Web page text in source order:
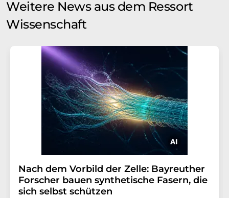
Weitere News aus dem Ressort
Wissenschaft
Nach dem Vorbild der Zelle: Bayreuther
Forscher bauen synthetische Fasern, die
sich selbst schützen